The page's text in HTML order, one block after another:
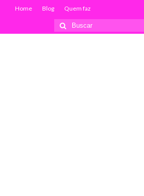
Home Blog Quem faz
Buscar
por: